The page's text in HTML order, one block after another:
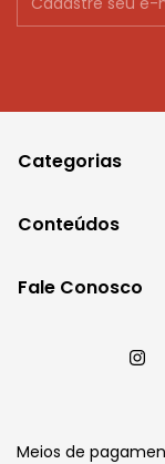
Categorias
Conteúdos
Fale Conosco
Meios de